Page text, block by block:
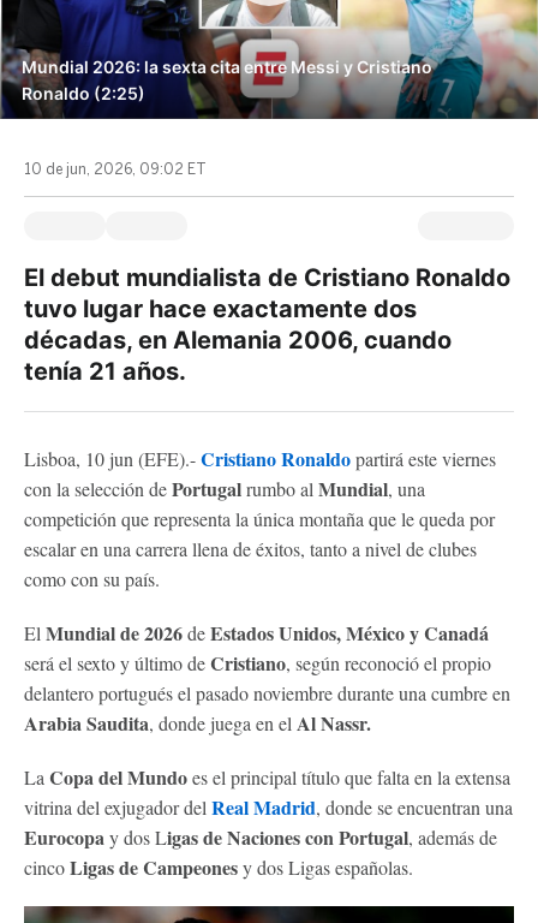
Mundial 2026: la sexta cita entre Messi y Cristiano
Ronaldo (2:25)
10 de jun, 2026, 09:02 ET
El debut mundialista de Cristiano Ronaldo
tuvo lugar hace exactamente dos
décadas, en Alemania 2006, cuando
tenía 21 años.
Lisboa, 10 jun (EFE).-Cristiano Ronaldopartirá este viernes
con la selección dePortugalrumbo al Mundial, una
competición que representa la única montaña que le queda por
escalar en una carrera llena de éxitos, tanto a nivel de clubes
como con su país.
El Mundial de 2026deEstados Unidos, México y Canadá
será el sexto y último deCristiano, según reconoció el propio
delantero portugués el pasado noviembre durante una cumbre en
Arabia Saudita, donde juega en el Al Nassr.
La Copa del Mundoes el principal título que falta en la extensa
vitrina del exjugador del Real Madrid, donde se encuentran una
Eurocopay dos Ligas de Naciones con Portugal, además de
cincoLigas de Campeonesy dos Ligas españolas.